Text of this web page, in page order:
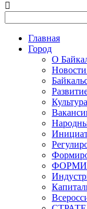
Главная
Город
О
Новости
Культура